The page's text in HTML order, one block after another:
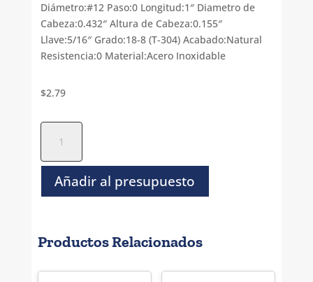
Diámetro:#12 Paso:0 Longitud:1″ Diametro de
Cabeza:0.432″ Altura de Cabeza:0.155″
Llave:5/16″ Grado:18-8 (T-304) Acabado:Natural
Resistencia:0 Material:Acero Inoxidable
$2.79
Hexagonal
P/A
Inoxidable
-
x
cantidad
Añadir al presupuesto
Productos Relacionados